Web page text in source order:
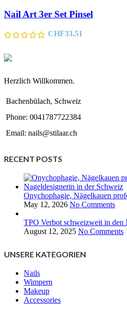
Nail Art 3er Set Pinsel
CHF33.51
Herzlich Willkommen.
Bachenbülach, Schweiz
Phone: 0041787722384
Email: nails@stilaar.ch
RECENT POSTS
Onychophagie, Nägelkauen
May 12, 2026 No Comments
TPO Verbot schweizweit in den
August 12, 2025 No Comments
UNSERE KATEGORIEN
Nails
Wimpern
Makeup
Accessories